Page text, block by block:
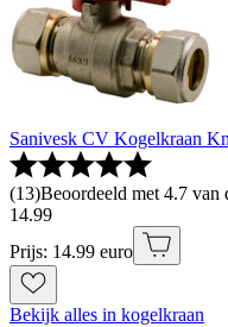
Sanivesk CV Kogelkraan
(13)Beoordeeld met 4.7 van
14.99
Prijs: 14.99 euro
Bekijk alles in kogelkraan